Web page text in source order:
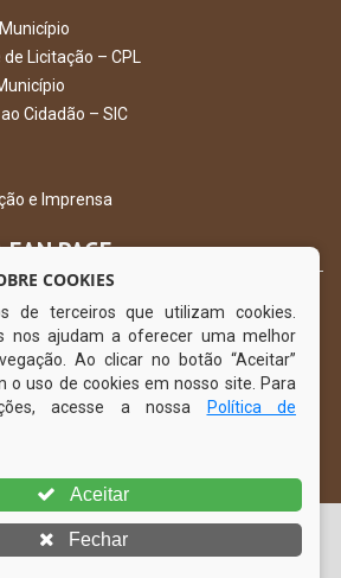
Licitação – CPL
Cidadão – SIC
e Imprensa
PAGE
Municipal de Gravatá | Todos os
COOKIES
de terceiros que utilizam cookies.
nos ajudam a oferecer uma melhor
Ao clicar no botão “Aceitar”
o uso de cookies em nosso site. Para
acesse a nossa
Política de
Aceitar
Fechar